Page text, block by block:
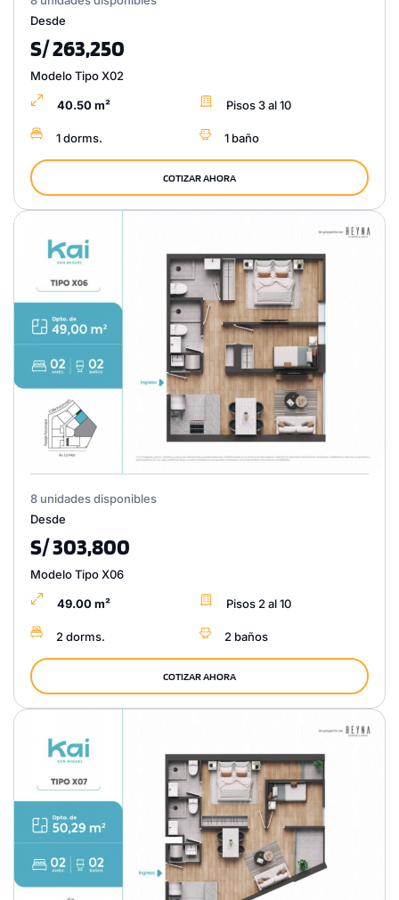
Desde
S/ 263,250
Modelo Tipo X02
40.50 m² Pisos 3 al 10
1 dorms. 1 baño
COTIZAR AHORA
8 unidades disponibles
Desde
S/ 303,800
Modelo Tipo X06
49.00 m² Pisos 2 al 10
2 dorms. 2 baños
COTIZAR AHORA